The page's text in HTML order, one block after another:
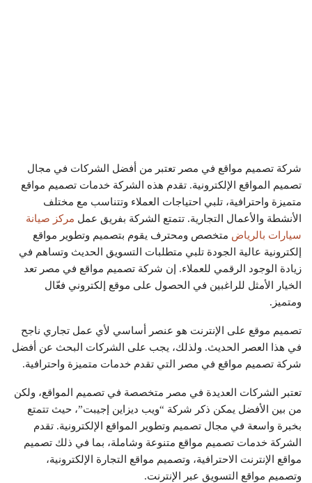
شركة تصميم مواقع في مصر تعتبر من أفضل الشركات في مجال
تصميم المواقع الإلكترونية. تقدم هذه الشركة خدمات تصميم مواقع
متميزة واحترافية، تلبي احتياجات العملاء وتتناسب مع مختلف
الأنشطة والأعمال التجارية. تتمتع الشركة بفريق عمل مركز صيانة
سيارات بالرياض متخصص ومحترف يقوم بتصميم وتطوير مواقع
إلكترونية عالية الجودة تلبي متطلبات التسويق الحديث وتساهم في
زيادة الوجود الرقمي للعملاء. إن شركة تصميم مواقع في مصر تعد
الخيار الأمثل للراغبين في الحصول على موقع إلكتروني فعّال
ومتميز.
تصميم موقع على الإنترنت هو عنصر أساسي لأي عمل تجاري ناجح
في هذا العصر الحديث. ولذلك، يجب على الشركات البحث عن أفضل
شركة تصميم مواقع في مصر التي تقدم خدمات متميزة واحترافية.
تعتبر الشركات العديدة في مصر متخصصة في تصميم المواقع، ولكن
من بين الأفضل يمكن ذكر شركة “ويب ديزاين إجيبت”، حيث تتمتع
بخبرة واسعة في مجال تصميم وتطوير المواقع الإلكترونية. تقدم
الشركة خدمات تصميم مواقع متنوعة وشاملة، بما في ذلك تصميم
مواقع الإنترنت الاحترافية، وتصميم مواقع التجارة الإلكترونية،
وتصميم مواقع التسويق عبر الإنترنت.